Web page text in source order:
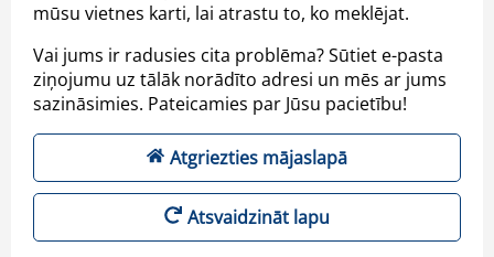
mūsu vietnes karti, lai atrastu to, ko meklējat.
Vai jums ir radusies cita problēma? Sūtiet e-pasta
ziņojumu uz tālāk norādīto adresi un mēs ar jums
sazināsimies. Pateicamies par Jūsu pacietību!
Atgriezties mājaslapā
Atsvaidzināt lapu